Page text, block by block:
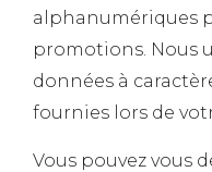
alphanumériques
promotions. Nous
données à
fournies lors de
Vous pouvez vous